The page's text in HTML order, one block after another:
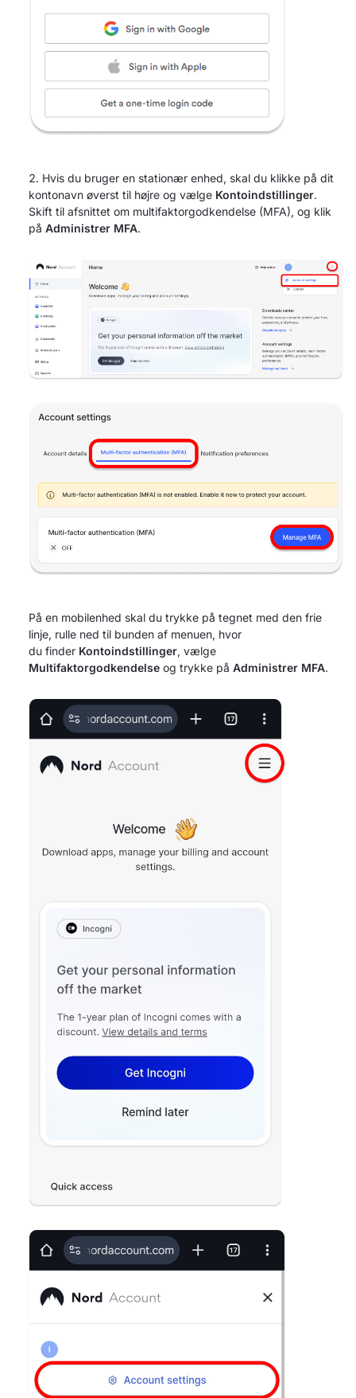
Hvis du bruger en stationær enhed, skal du klikke på dit
kontonavn øverst til højre og vælge Kontoindstillinger.
Skift til afsnittet om multifaktorgodkendelse (MFA), og klik
på Administrer MFA.
På en mobilenhed skal du trykke på tegnet med den frie
linje, rulle ned til bunden af menuen, hvor
du finder Kontoindstillinger, vælge
Multifaktorgodkendelse og trykke på Administrer MFA.